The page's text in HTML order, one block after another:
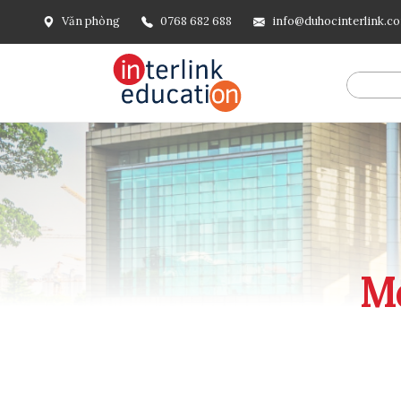
Văn phòng 0768 682 688
@include('frontend.layouts.schema-org', [ 'type' =>
url('/'), ], [ '@type' => 'ListItem', 'position' => 2, 'name' =>
=> url()->current(), ], ], ], ])